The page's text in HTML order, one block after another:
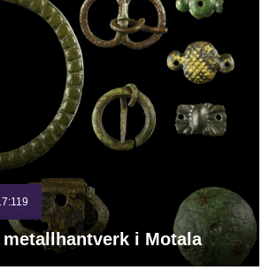
i Motala